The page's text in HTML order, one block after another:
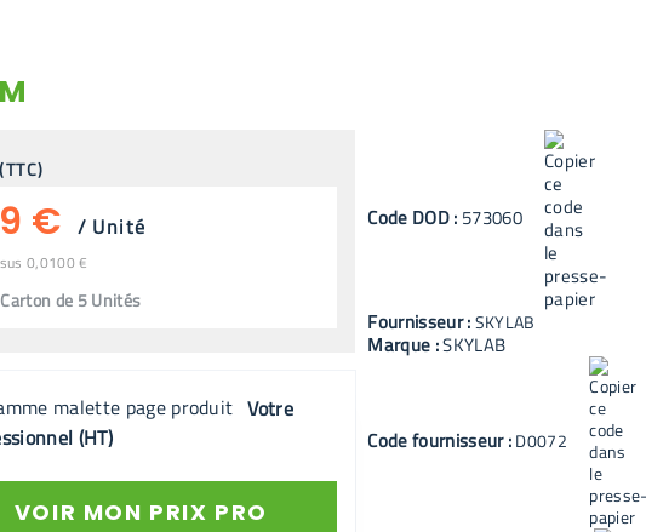
€ / Unité
0,0100 €
de 5 Unités
Votre
(HT)
VOIR MON PRIX PRO
Code DOD: 573060
Fournisseur :SKYLAB
Marque :SKYLAB
Code fournisseur :D0072